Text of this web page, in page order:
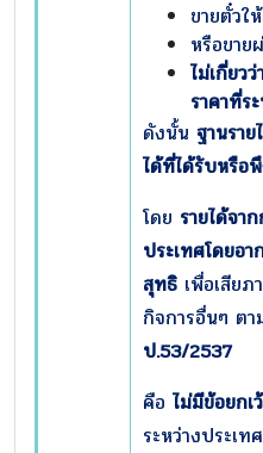
ขายตั๋วใ
หรือขาย
ไม่เกี่ยว
ราคาที่ร
ดังนั้น ฐานรา
ได้ที่ได้รับหรือ
โดย รายได้จา
ประเทศโดยอ
สุทธิ เพื่อเสีย
กิจการอื่นๆ ต
ป.53/2537
คือ ไม่มีข้อยกเ
ระหว่างประเ